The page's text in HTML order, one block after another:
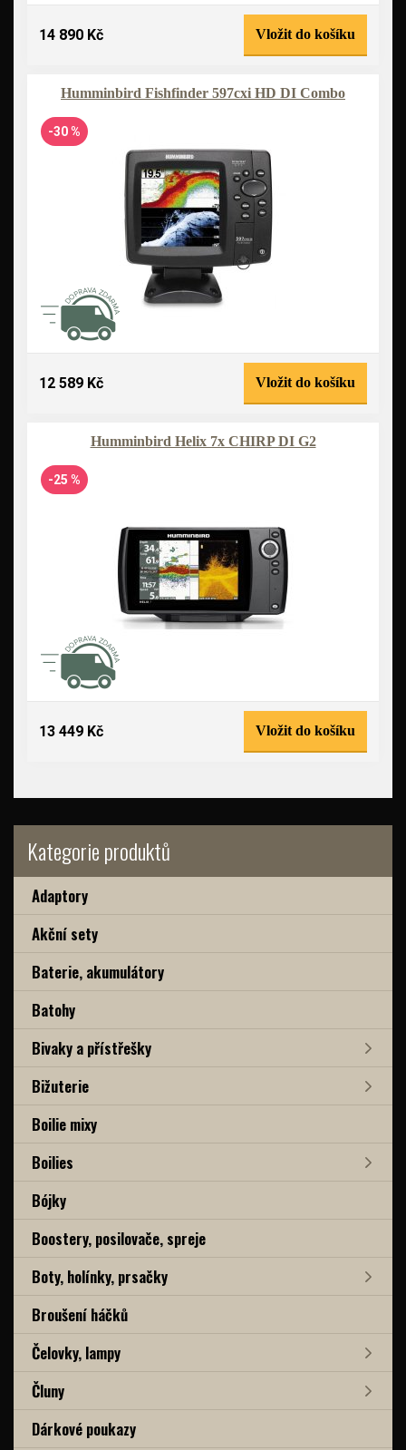
Kategorie produktů
Adaptory
Akční sety
Baterie, akumulátory
Batohy
Bivaky a přístřešky
Bižuterie
Boilie mixy
Boilies
Bójky
Boostery, posilovače, spreje
Boty, holínky, prsačky
Broušení háčků
Čelovky, lampy
Čluny
Dárkové poukazy
14 890 Kč Vložit do košíku
Humminbird Fishfinder 597cxi HD DI Combo
-30 %
12 589 Kč Vložit do košíku
Humminbird Helix 7x CHIRP DI G2
-25 %
13 449 Kč Vložit do košíku